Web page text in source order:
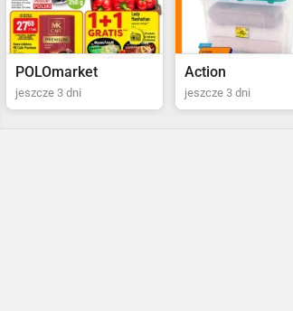
Action
jeszcze 3 dni
Netto
jeszcze 4 dni